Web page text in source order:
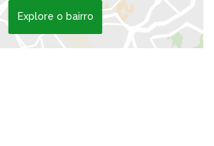
Explore o bairro